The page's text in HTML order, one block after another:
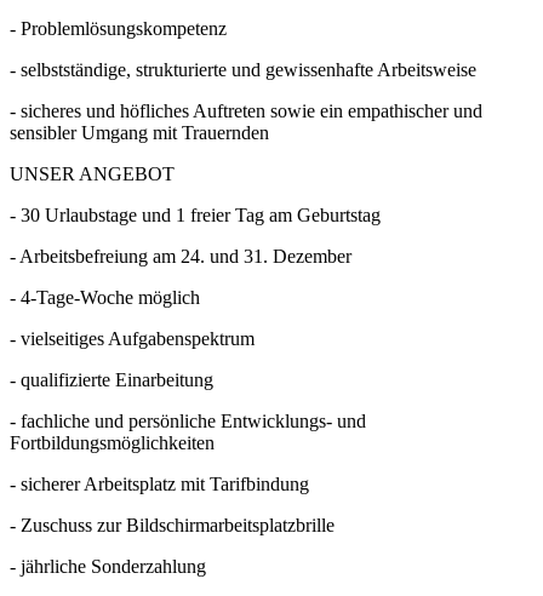
- Problemlösungskompetenz
- selbstständige, strukturierte und gewissenhafte Arbeitsweise
- sicheres und höfliches Auftreten sowie ein empathischer und
sensibler Umgang mit Trauernden
UNSER ANGEBOT
- 30 Urlaubstage und 1 freier Tag am Geburtstag
- Arbeitsbefreiung am 24. und 31. Dezember
- 4-Tage-Woche möglich
- vielseitiges Aufgabenspektrum
- qualifizierte Einarbeitung
- fachliche und persönliche Entwicklungs- und
Fortbildungsmöglichkeiten
- sicherer Arbeitsplatz mit Tarifbindung
- Zuschuss zur Bildschirmarbeitsplatzbrille
- jährliche Sonderzahlung